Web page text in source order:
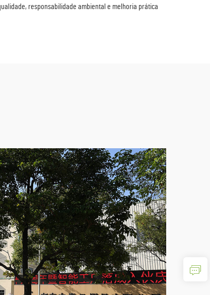
responsabilidade ambiental e melhoria prática